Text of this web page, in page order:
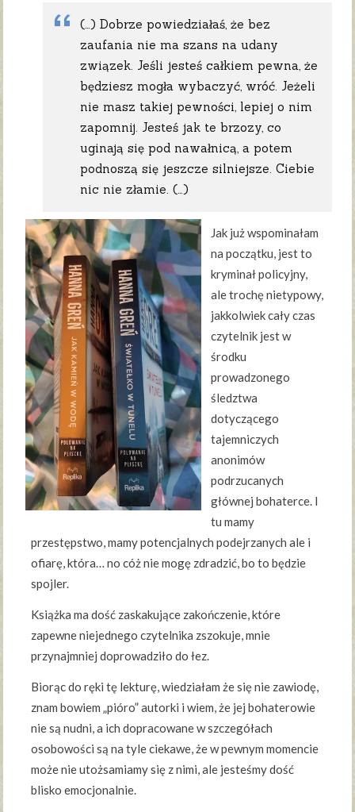
(…) Dobrze powiedziałaś, że bez
zaufania nie ma szans na udany
związek. Jeśli jesteś całkiem pewna, że
będziesz mogła wybaczyć, wróć. Jeżeli
nie masz takiej pewności, lepiej o nim
zapomnij. Jesteś jak te brzozy, co
uginają się pod nawałnicą, a potem
podnoszą się jeszcze silniejsze. Ciebie
nic nie złamie. (…)
Jak już wspominałam
na początku, jest to
kryminał policyjny,
ale trochę nietypowy,
jakkolwiek cały czas
czytelnik jest w
środku
prowadzonego
śledztwa
dotyczącego
tajemniczych
anonimów
podrzucanych
głównej bohaterce. I
tu mamy
przestępstwo, mamy potencjalnych podejrzanych ale i
ofiarę, która… no cóż nie mogę zdradzić, bo to będzie
spojler.
Książka ma dość zaskakujące zakończenie, które
zapewne niejednego czytelnika zszokuje, mnie
przynajmniej doprowadziło do łez.
Biorąc do ręki tę lekturę, wiedziałam że się nie zawiodę,
znam bowiem „pióro” autorki i wiem, że jej bohaterowie
nie są nudni, a ich dopracowane w szczegółach
osobowości są na tyle ciekawe, że w pewnym momencie
może nie utożsamiamy się z nimi, ale jesteśmy dość
blisko emocjonalnie.